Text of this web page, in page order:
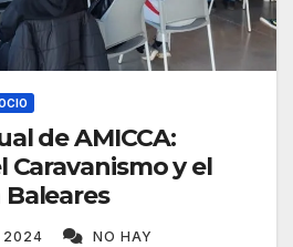
de AMICCA:
Caravanismo y el
2024
NO HAY